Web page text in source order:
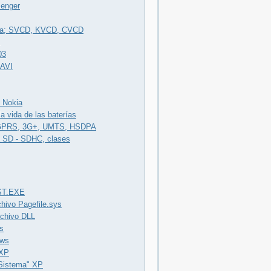
SVCD, KVCD, CVCD
Nokia
vida de las baterías
3G+, UMTS, HSDPA
- SDHC, clases
Pagefile.sys
DLL
XP